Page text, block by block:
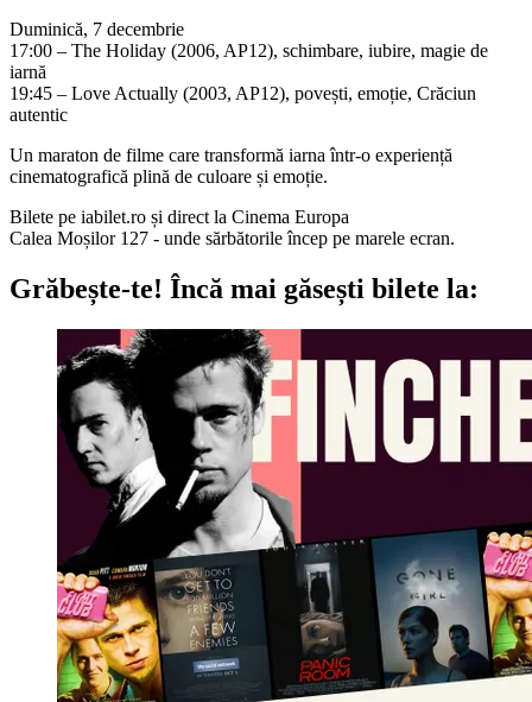
Duminică, 7 decembrie
17:00 – The Holiday (2006, AP12), schimbare, iubire, magie de
iarnă
19:45 – Love Actually (2003, AP12), povești, emoție, Crăciun
autentic
Un maraton de filme care transformă iarna într-o experiență
cinematografică plină de culoare și emoție.
Bilete pe iabilet.ro și direct la Cinema Europa
Calea Moșilor 127 - unde sărbătorile încep pe marele ecran.
Grăbește-te! Încă mai găsești bilete la: